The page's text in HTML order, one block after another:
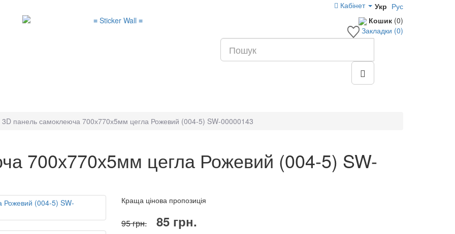
Укр Рус
Кабінет
Кошик (0)
Закладки (0)
3D панель самоклеюча 700х770х5мм цегла Рожевий (004-5) SW-00000143
700х770х5мм цегла Рожевий (004-5) SW-
Краща цінова пропозиція
95 грн. 85 грн.